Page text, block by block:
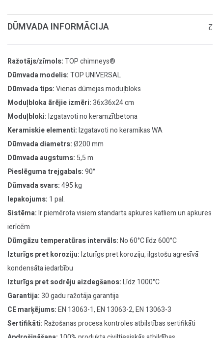
DŪMVADA INFORMĀCIJA
Ražotājs/zīmols:TOP chimneys®
Dūmvada modelis:TOP UNIVERSAL
Dūmvada tips:Vienas dūmejas moduļbloks
Moduļbloka ārējie izmēri:36x36x24 cm
Moduļbloki:Izgatavoti no keramzītbetona
Keramiskie elementi:Izgatavoti no keramikas WA
Dūmvada diametrs:Ø200 mm
Dūmvada augstums: 5,5 m
Pieslēguma trejgabals:90°
Dūmvada svars:495 kg
Iepakojums: 1 pal.
Sistēma:Ir piemērota visiem standarta apkures katliem un apkures
ierīcēm
Dūmgāzu temperatūras intervāls:No 60°C līdz 600°C
Izturīgs pret koroziju:Izturīgs pret koroziju, ilgstošu agresīvā
kondensāta iedarbību
Izturīgs pret sodrēju aizdegšanos:Līdz 1000°C
Garantija:30 gadu ražotāja garantija
CE marķējums:EN 13063-1, EN 13063-2, EN 13063-3
Sertifikāti:Ražošanas procesa kontroles atbilstības sertifikāti